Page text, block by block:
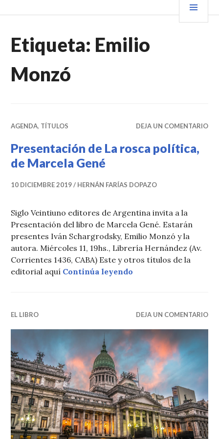
al VENDER+LIBROS NOTICIAS
Etiqueta: Emilio
Monzó
AGENDA, TÍTULOS DEJA UN COMENTARIO
Presentación de La rosca política,
de Marcela Gené
10 DICIEMBRE 2019 HERNÁN FARÍAS DOPAZO
Siglo Veintiuno editores de Argentina invita a la
Presentación del libro de Marcela Gené. Estarán
presentes Iván Schargrodsky, Emilio Monzó y la
autora. Miércoles 11, 19hs., Librería Hernández (Av.
Corrientes 1436, CABA) Este y otros títulos de la
editorial aquí Continúa leyendo
EL LIBRO DEJA UN COMENTARIO